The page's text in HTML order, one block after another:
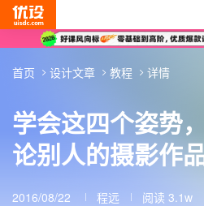
学会这四个姿势
论别人的摄影作
2016/08/22 程远 阅读 3.1w
首页 设计文章 教程 详情